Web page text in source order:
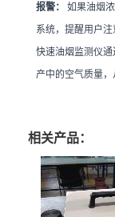
报警：
如果油烟
系统，提醒用户注
快速油烟监测仪
产中的空气质量，
相关产品：